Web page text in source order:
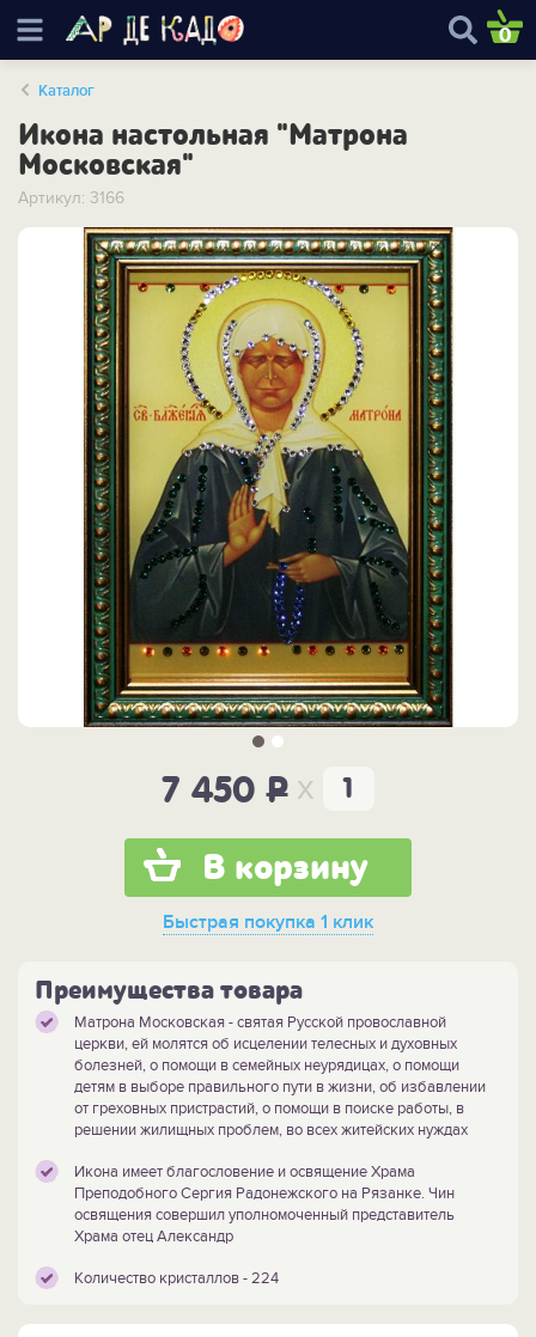
0
Каталог
Икона настольная "Матрона
Московская"
Артикул: 3166
7 450P x
В корзину
Быстрая покупка 1 клик
Преимущества товара
Матрона Московская - святая Русской провославной
церкви, ей молятся об исцелении телесных и духовных
болезней, о помощи в семейных неурядицах, о помощи
детям в выборе правильного пути в жизни, об избавлении
от греховных пристрастий, о помощи в поиске работы, в
решении жилищных проблем, во всех житейских нуждах
Икона имеет благословение и освящение Храма
Преподобного Сергия Радонежского на Рязанке. Чин
освящения совершил уполномоченный представитель
Храма отец Александр
Количество кристаллов - 224